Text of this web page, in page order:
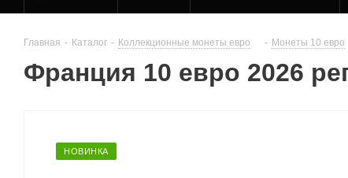
Главная - Каталог - Коллекционные монеты евро - Монеты 10 евро
Франция 10 евро 2026
НОВИНКА